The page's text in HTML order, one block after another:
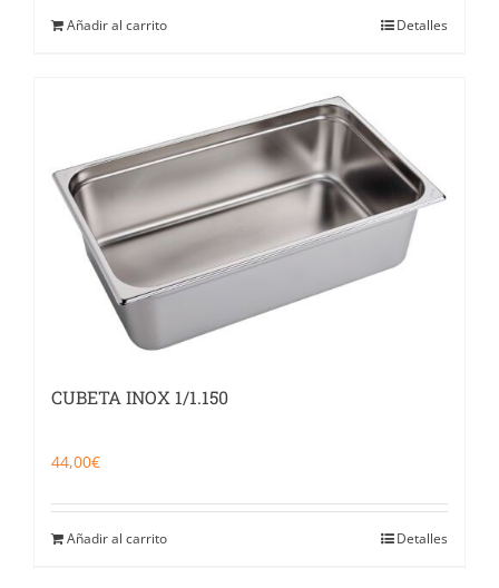
Añadir al carrito Detalles
CUBETA INOX 1/1.150
44,00€
Añadir al carrito Detalles